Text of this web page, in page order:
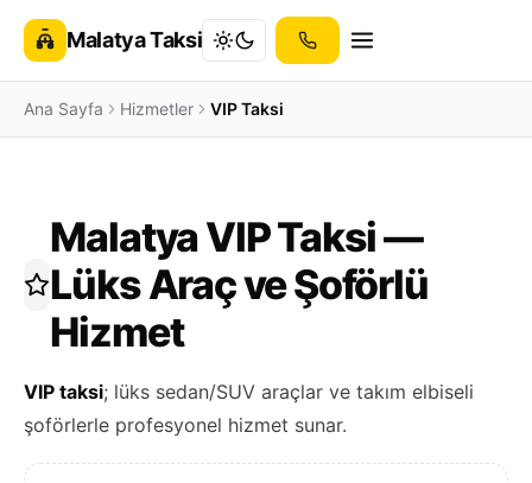
Malatya Taksi
Ana Sayfa Hizmetler VIP Taksi
Malatya VIP Taksi —
Lüks Araç ve Şoförlü
Hizmet
VIP taksi; lüks sedan/SUV araçlar ve takım elbiseli
şoförlerle profesyonel hizmet sunar.